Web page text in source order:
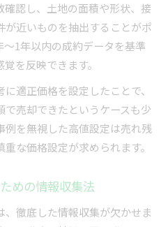
確認し、土地の面積や形状、接
近いものを抽出することがポ
1年以内の成約データを基準
を反映できます。
適正価格を設定したことで、
売却できたというケースも少
例を無視した高値設定は売れ残
な価格設定が求められます。
めの情報収集法
徹底した情報収集が欠かせま